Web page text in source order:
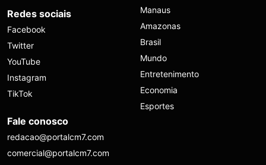
Redes sociais
Facebook
Twitter
YouTube
Instagram
TikTok
Manaus
Amazonas
Brasil
Mundo
Entretenimento
Economia
Esportes
Fale conosco
redacao@portalcm7.com
comercial@portalcm7.com